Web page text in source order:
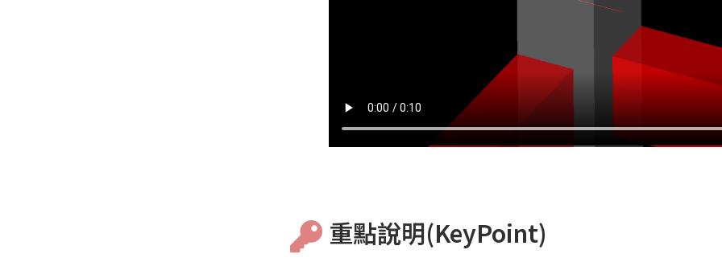
重點說明(KeyPoint)